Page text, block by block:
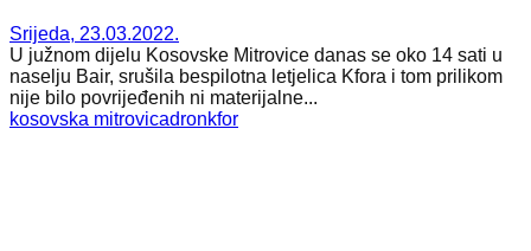
Srijeda, 23.03.2022.
​U južnom dijelu Kosovske Mitrovice danas se oko 14 sati u
naselju Bair, srušila bespilotna letjelica Kfora i tom prilikom
nije bilo povrijeđenih ni materijalne...
kosovska mitrovicadronkfor